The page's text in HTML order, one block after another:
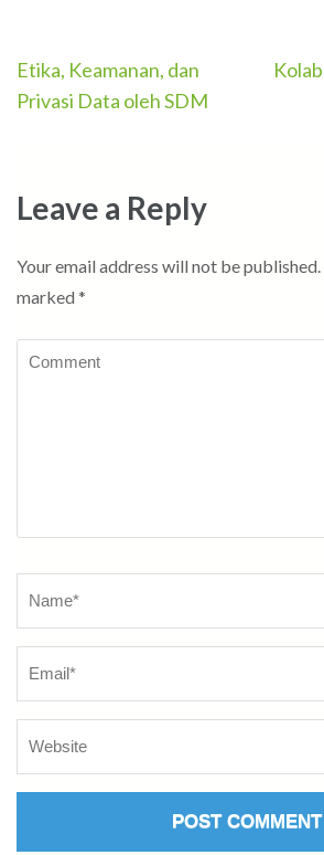
Post
navigation
Etika, Keamanan, dan
Privasi Data oleh SDM
Leave a Reply
Your email address will not be published.
marked *